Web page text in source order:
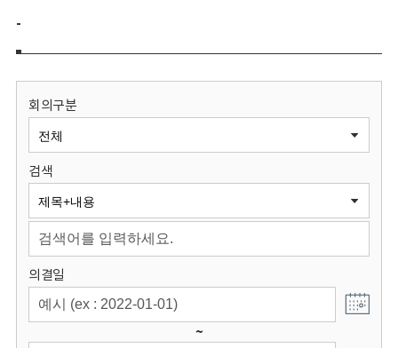
보
원
회
-
회의구분
검색
의결일
~